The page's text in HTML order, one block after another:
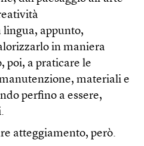
lingua, appunto,
in maniera
poi, a praticare le
materiali e
perfino a essere,
atteggiamento, però.